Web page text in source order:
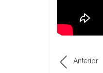
Anterior